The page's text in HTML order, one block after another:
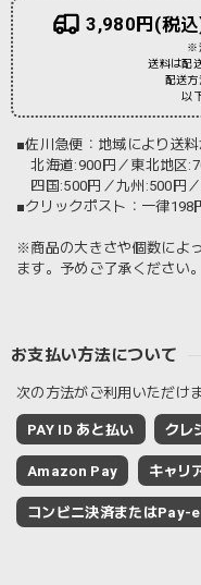
3,980円(税
※
送料は配
配送方
以
■佐川急便：地域により送料
北海道:900円／東北地区
四国:500円／九州:500円
■クリックポスト：一律198
※商品の大きさや個数によ
ます。予めご了承ください。
お支払い方法について
次の方法がご利用いただけま
PAY ID あと払い クレ
Amazon Pay キャリ
コンビニ決済またはPay-